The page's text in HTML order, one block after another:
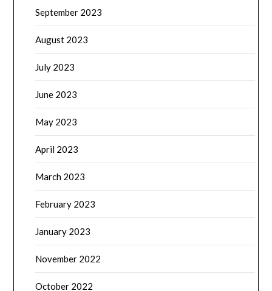
September 2023
August 2023
July 2023
June 2023
May 2023
April 2023
March 2023
February 2023
January 2023
November 2022
October 2022